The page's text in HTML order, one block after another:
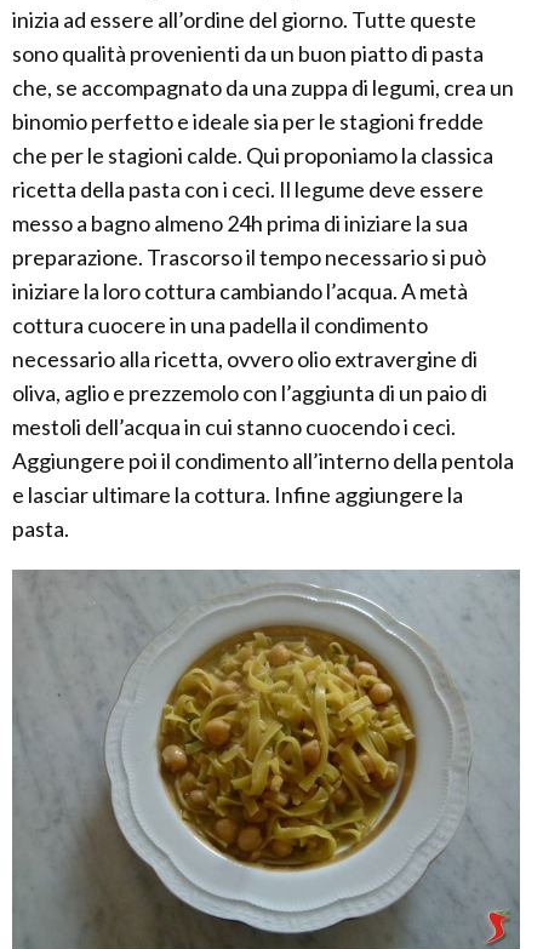
inizia ad essere all’ordine del giorno. Tutte queste
sono qualità provenienti da un buon piatto di pasta
che, se accompagnato da una zuppa di legumi, crea un
binomio perfetto e ideale sia per le stagioni fredde
che per le stagioni calde. Qui proponiamo la classica
ricetta della pasta con i ceci. Il legume deve essere
messo a bagno almeno 24h prima di iniziare la sua
preparazione. Trascorso il tempo necessario si può
iniziare la loro cottura cambiando l’acqua. A metà
cottura cuocere in una padella il condimento
necessario alla ricetta, ovvero olio extravergine di
oliva, aglio e prezzemolo con l’aggiunta di un paio di
mestoli dell’acqua in cui stanno cuocendo i ceci.
Aggiungere poi il condimento all’interno della pentola
e lasciar ultimare la cottura. Infine aggiungere la
pasta.